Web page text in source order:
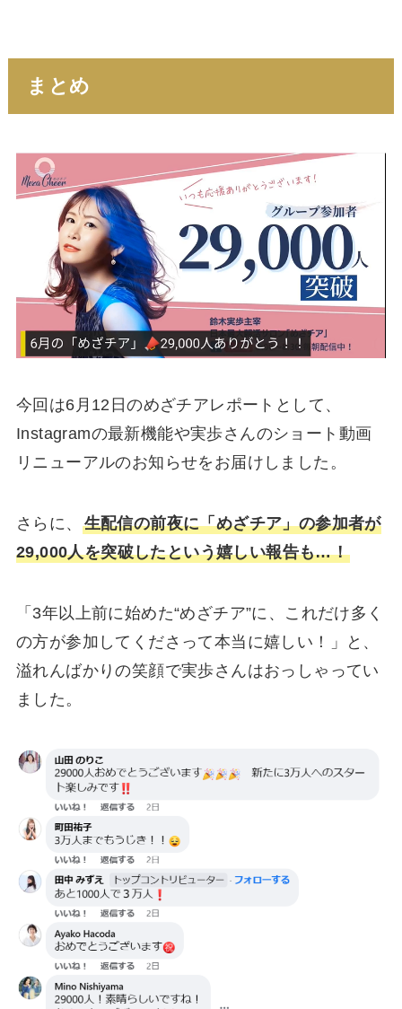
まとめ
今回は6月12日のめざチアレポートとして、
Instagramの最新機能や実歩さんのショート動画
リニューアルのお知らせをお届けしました。
さらに、 生配信の前夜に「めざチア」の参加者が
29,000人を突破したという嬉しい報告も…！
「3年以上前に始めた“めざチア”に、これだけ多く
の方が参加してくださって本当に嬉しい！」と、
溢れんばかりの笑顔で実歩さんはおっしゃってい
ました。